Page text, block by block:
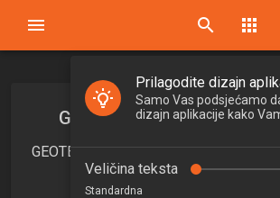
search apps
GEOTEHNIKA I ZAŠTITA
GEOTECHNICS AND
2025/2026
Prilagodite dizajn
dizajn aplikacije kako
Veličina teksta
Standardna